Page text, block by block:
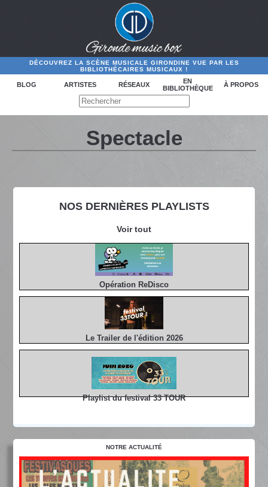
DÉCOUVREZ LA SCÈNE MUSICALE GIRONDINE VUE PAR LES
BIBLIOTHÉCAIRES MUSICAUX !
BLOG ARTISTES RÉSEAUX
EN
BIBLIOTHÈQUE
À PROPOS
NOS DERNIÈRES PLAYLISTS
Voir tout
Opération ReDisco
Le Trailer de l'édition 2026
Playlist du festival 33 TOUR
Spectacle
NOTRE ACTUALITÉ